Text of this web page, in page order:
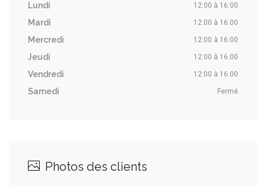
Lundi 12:00 à 16:00
Mardi 12:00 à 16:00
Mercredi 12:00 à 16:00
Jeudi 12:00 à 16:00
Vendredi 12:00 à 16:00
Samedi Fermé
Photos des clients